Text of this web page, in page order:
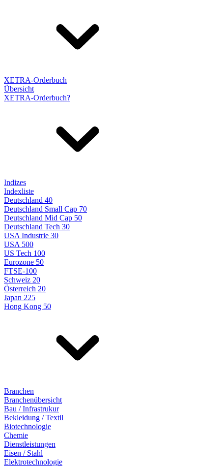
XETRA-Orderbuch
Übersicht
XETRA-Orderbuch?
Indizes
Indexliste
Deutschland 40
Deutschland Small Cap 70
Deutschland Mid Cap 50
Deutschland Tech 30
USA Industrie 30
USA 500
US Tech 100
Eurozone 50
FTSE-100
Schweiz 20
Österreich 20
Japan 225
Hong Kong 50
Branchen
Branchenübersicht
Bau / Infrastrukur
Bekleidung / Textil
Biotechnologie
Chemie
Dienstleistungen
Eisen / Stahl
Elektrotechnologie